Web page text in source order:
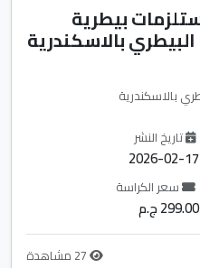
بيطرية
بالاسكندرية
بالاسكندرية
تاريخ النشر
2026-02-17
سعر الكراسة
299.00 ج.م